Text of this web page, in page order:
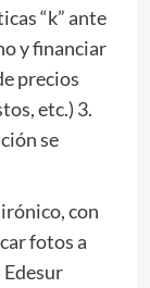
“k” ante
y financiar
precios
etc.) 3.
se
con
fotos a
Edesur